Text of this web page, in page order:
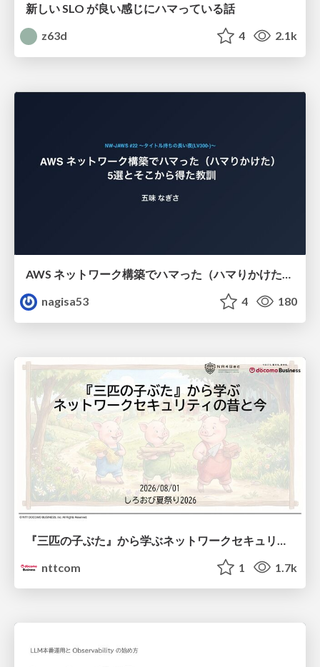
新しい SLO が良い感じにハマっている話
z63d
4 2.1k
AWS ネットワーク構築でハマった（ハマりかけた） 5選とそこから得た教訓
nagisa53
4 180
nttcom
1 1.7k